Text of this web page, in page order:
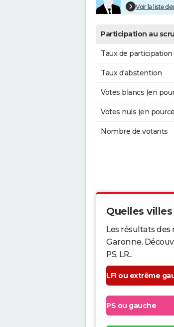
Voir la liste
Participation au
Taux de participation
Taux d'abstention
Votes blancs (en
Votes nuls (en
Nombre de votants
Quelles
Les résultats
Garonne.
PS, LR...
LFI ou extrême
PS ou gauche